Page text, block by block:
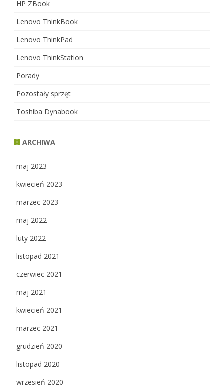
HP ZBook
Lenovo ThinkBook
Lenovo ThinkPad
Lenovo ThinkStation
Porady
Pozostały sprzęt
Toshiba Dynabook
ARCHIWA
maj 2023
kwiecień 2023
marzec 2023
maj 2022
luty 2022
listopad 2021
czerwiec 2021
maj 2021
kwiecień 2021
marzec 2021
grudzień 2020
listopad 2020
wrzesień 2020